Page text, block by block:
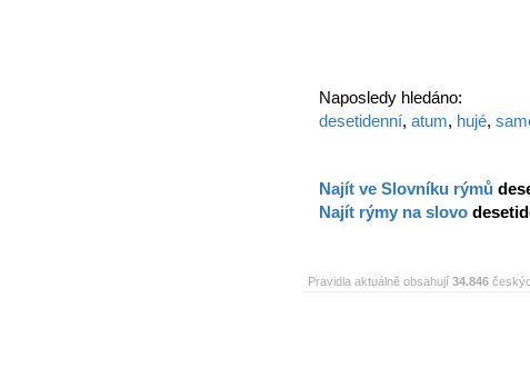
Naposledy hledáno:
desetidenní, atum, hujé,
Najít ve Slovníku rýmů
Najít rýmy na slovo
Pravidla aktuálně obsahují 34.846